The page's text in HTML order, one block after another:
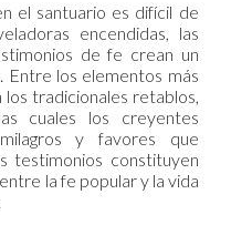
el santuario es difícil de
encendidas, las
de fe crean un
Entre los elementos más
tradicionales retablos,
cuales los creyentes
y favores que
testimonios constituyen
la fe popular y la vida